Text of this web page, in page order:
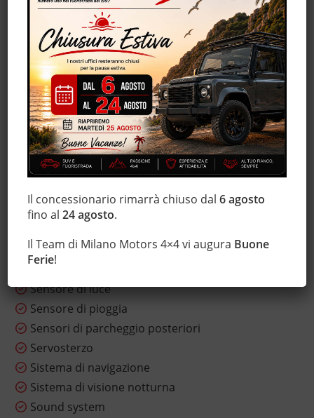
Fari Xenon
Fendinebbia
Frenata d'emergenza assistita
Freno di stazionamento elettrico
Immobilizzatore elettronico
Isofix
Limitatore di velocità
Luci diurne
Luci diurne LED
Marmitta catalitica
Monitoraggio pressione pneumatici
Pacchetto sportivo
Sensore di luce
Sensore di pioggia
Sensori di parcheggio posteriori
Servosterzo
Sistema di navigazione
Sistema di visione notturna
Sound system
Il concessionario rimarrà chiuso dal6 agosto
fino al24 agosto.
Il Team di Milano Motors 4×4 vi augura Buone
Ferie!